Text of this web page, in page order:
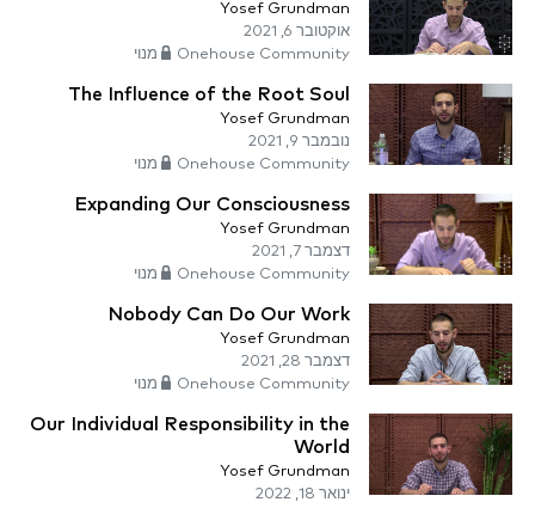
Yosef Grundman
אוקטובר 6, 2021
Onehouse Community מנוי
The Influence of the Root Soul
Yosef Grundman
נובמבר 9, 2021
Onehouse Community מנוי
Expanding Our Consciousness
Yosef Grundman
דצמבר 7, 2021
Onehouse Community מנוי
Nobody Can Do Our Work
Yosef Grundman
דצמבר 28, 2021
Onehouse Community מנוי
Our Individual Responsibility in the
World
Yosef Grundman
ינואר 18, 2022